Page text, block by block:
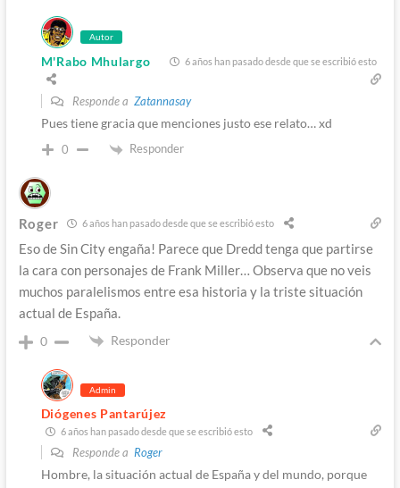
Autor
M'Rabo Mhulargo 6 años han pasado desde que se escribió esto
Responde a Zatannasay
Pues tiene gracia que menciones justo ese relato… xd
0 Responder
Roger 6 años han pasado desde que se escribió esto
Eso de Sin City engaña! Parece que Dredd tenga que partirse
la cara con personajes de Frank Miller… Observa que no veis
muchos paralelismos entre esa historia y la triste situación
actual de España.
0 Responder
Admin
Diógenes Pantarújez
6 años han pasado desde que se escribió esto
Responde a Roger
Hombre, la situación actual de España y del mundo, porque